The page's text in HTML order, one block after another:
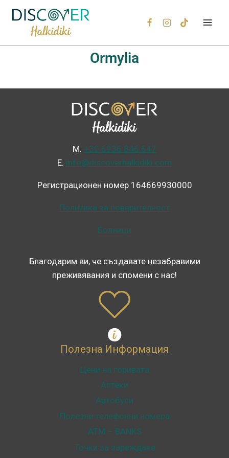
Ormylia
Μ. +30 6936 846 647
Ε. info@discoverhalkidiki.com
Регистрационен номер 164669930000
Политика за поверителност
Болници
Благодарим ви, че създавате незабравими
преживявания и спомени с нас!
Полезна Информация
Цени на горивата
Аптеки
Автобуси
Полезни телефонни номера
ATM – BANKS
Точки за зареждане